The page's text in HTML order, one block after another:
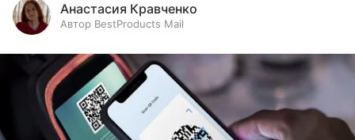
Анастасия Кравченко
Автор BestProducts Mail